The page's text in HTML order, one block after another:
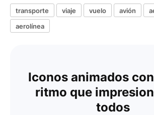
transporte viaje vuelo avión
aerolínea
Iconos animados
ritmo que
todos